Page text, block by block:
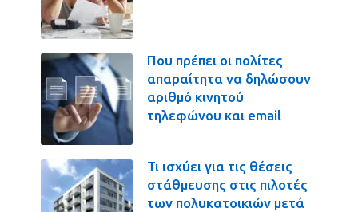
Που πρέπει οι πολίτες
απαραίτητα να δηλώσουν
αριθμό κινητού
τηλεφώνου και email
Τι ισχύει για τις θέσεις
στάθμευσης στις πιλοτές
των πολυκατοικιών μετά